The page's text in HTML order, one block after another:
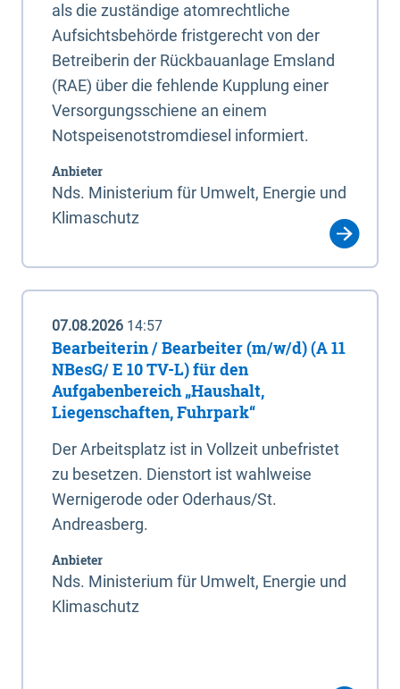
als die zuständige atomrechtliche
Aufsichtsbehörde fristgerecht von der
Betreiberin der Rückbauanlage Emsland
(RAE) über die fehlende Kupplung einer
Versorgungsschiene an einem
Notspeisenotstromdiesel informiert.
Anbieter
Nds. Ministerium für Umwelt, Energie und
Klimaschutz
07.08.2026 14:57
Bearbeiterin / Bearbeiter (m/w/d) (A 11
NBesG/ E 10 TV-L) für den
Aufgabenbereich „Haushalt,
Liegenschaften, Fuhrpark“
Der Arbeitsplatz ist in Vollzeit unbefristet
zu besetzen. Dienstort ist wahlweise
Wernigerode oder Oderhaus/St.
Andreasberg.
Anbieter
Nds. Ministerium für Umwelt, Energie und
Klimaschutz